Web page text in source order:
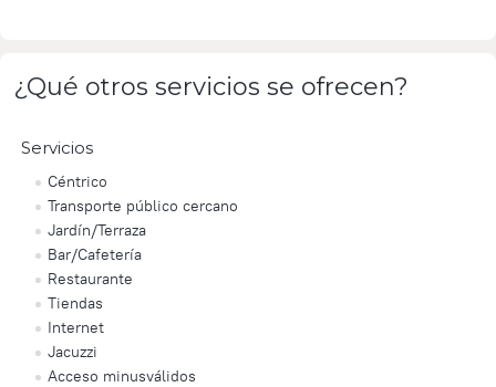
¿Qué otros servicios se ofrecen?
Servicios
Céntrico
Transporte público cercano
Jardín/Terraza
Bar/Cafetería
Restaurante
Tiendas
Internet
Jacuzzi
Acceso minusválidos